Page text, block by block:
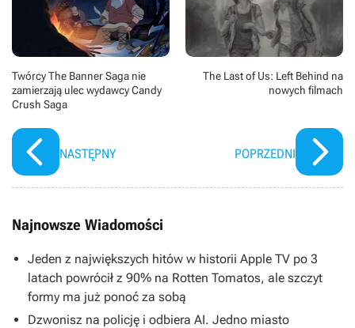
Twórcy The Banner Saga nie
zamierzają ulec wydawcy Candy
Crush Saga
NASTĘPNY
The Last of Us: Left Behind na
nowych filmach
POPRZEDNI
Najnowsze Wiadomości
Jeden z największych hitów w historii Apple TV po 3
latach powrócił z 90% na Rotten Tomatos, ale szczyt
formy ma już ponoć za sobą
Dzwonisz na policję i odbiera AI. Jedno miasto